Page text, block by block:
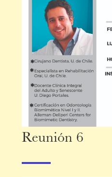
Reunión 6